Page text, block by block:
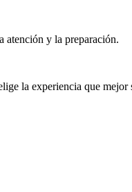
atención y la preparación.
la experiencia que mejor